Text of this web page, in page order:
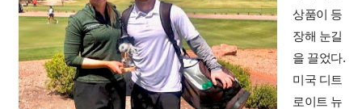
상품이 등
장해 눈길
을 끌었다.
미국 디트
로이트 뉴